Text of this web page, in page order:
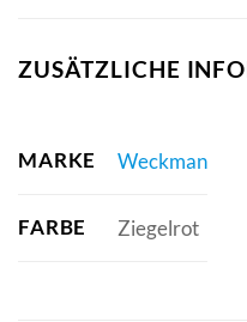
ZUSÄTZLICHE
MARKE Weckman
FARBE Ziegelrot